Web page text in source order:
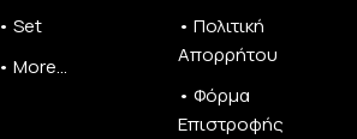
• Set
• More...
• Πολιτική
Απορρήτου
• Φόρμα
Επιστροφής